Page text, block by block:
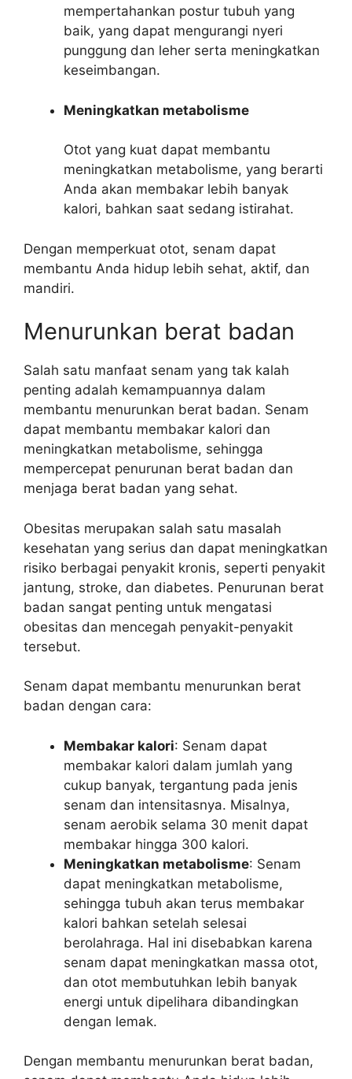
mempertahankan postur tubuh yang
baik, yang dapat mengurangi nyeri
punggung dan leher serta meningkatkan
keseimbangan.
Meningkatkan metabolisme
Otot yang kuat dapat membantu
meningkatkan metabolisme, yang berarti
Anda akan membakar lebih banyak
kalori, bahkan saat sedang istirahat.
Dengan memperkuat otot, senam dapat
membantu Anda hidup lebih sehat, aktif, dan
mandiri.
Menurunkan berat badan
Salah satu manfaat senam yang tak kalah
penting adalah kemampuannya dalam
membantu menurunkan berat badan. Senam
dapat membantu membakar kalori dan
meningkatkan metabolisme, sehingga
mempercepat penurunan berat badan dan
menjaga berat badan yang sehat.
Obesitas merupakan salah satu masalah
kesehatan yang serius dan dapat meningkatkan
risiko berbagai penyakit kronis, seperti penyakit
jantung, stroke, dan diabetes. Penurunan berat
badan sangat penting untuk mengatasi
obesitas dan mencegah penyakit-penyakit
tersebut.
Senam dapat membantu menurunkan berat
badan dengan cara:
Membakar kalori: Senam dapat
membakar kalori dalam jumlah yang
cukup banyak, tergantung pada jenis
senam dan intensitasnya. Misalnya,
senam aerobik selama 30 menit dapat
membakar hingga 300 kalori.
Meningkatkan metabolisme: Senam
dapat meningkatkan metabolisme,
sehingga tubuh akan terus membakar
kalori bahkan setelah selesai
berolahraga. Hal ini disebabkan karena
senam dapat meningkatkan massa otot,
dan otot membutuhkan lebih banyak
energi untuk dipelihara dibandingkan
dengan lemak.
Dengan membantu menurunkan berat badan,